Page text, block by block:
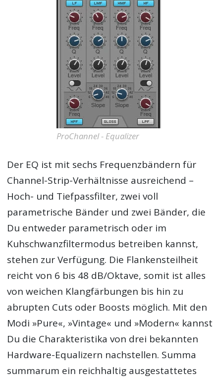
ProChannel - Equalizer
Der EQ ist mit sechs Frequenzbändern für
Channel-Strip-Verhältnisse ausreichend –
Hoch- und Tiefpassfilter, zwei voll
parametrische Bänder und zwei Bänder, die
Du entweder parametrisch oder im
Kuhschwanzfiltermodus betreiben kannst,
stehen zur Verfügung. Die Flankensteilheit
reicht von 6 bis 48 dB/Oktave, somit ist alles
von weichen Klangfärbungen bis hin zu
abrupten Cuts oder Boosts möglich. Mit den
Modi »Pure«, »Vintage« und »Modern« kannst
Du die Charakteristika von drei bekannten
Hardware-Equalizern nachstellen. Summa
summarum ein reichhaltig ausgestattetes